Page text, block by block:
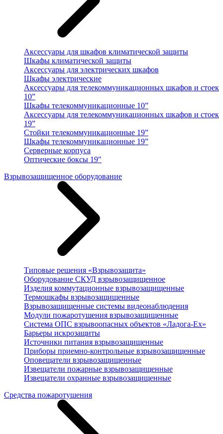
Аксессуары для шкафов климатической защиты
Шкафы климатической защиты
Аксессуары для электрических шкафов
Шкафы электрические
Аксессуары для телекоммуникационных шкафов и стоек
10”
Шкафы телекоммуникационные 10”
Аксессуары для телекоммуникационных шкафов и стоек
19”
Стойки телекоммуникационные 19”
Шкафы телекоммуникационные 19”
Серверные корпуса
Оптические боксы 19"
Взрывозащищенное оборудование
Типовые решения «Взрывозащита»
Оборудование СКУД взрывозащищенное
Изделия коммутационные взрывозащищенные
Термошкафы взрывозащищенные
Взрывозащищенные системы видеонаблюдения
Модули пожаротушения взрывозащищенные
Система ОПС взрывоопасных объектов «Ладога-Ex»
Барьеры искрозащиты
Источники питания взрывозащищенные
Приборы приемно-контрольные взрывозащищенные
Оповещатели взрывозащищенные
Извещатели пожарные взрывозащищенные
Извещатели охранные взрывозащищенные
Средства пожаротушения